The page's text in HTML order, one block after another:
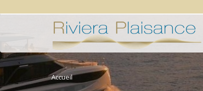
Accueil